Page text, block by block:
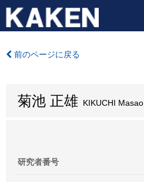
前のページに戻る
菊池 正雄 KIKUCHI Masao
研究者番号